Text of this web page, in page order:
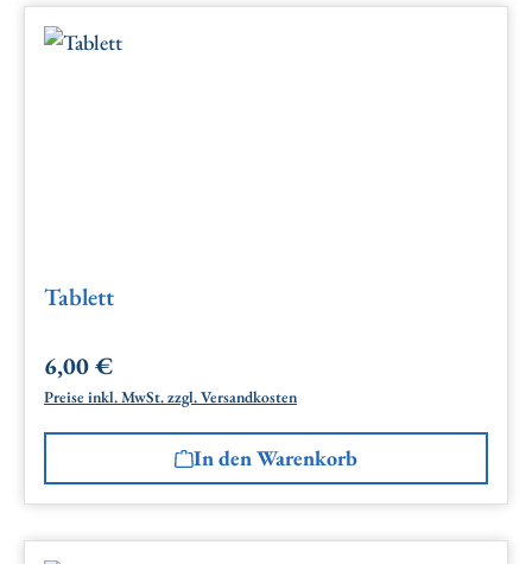
Tablett
Regulärer Preis:
6,00 €
Preise inkl. MwSt. zzgl. Versandkosten
In den Warenkorb